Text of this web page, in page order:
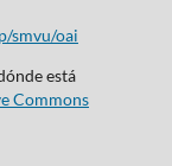
smvu/oai
está
Commons